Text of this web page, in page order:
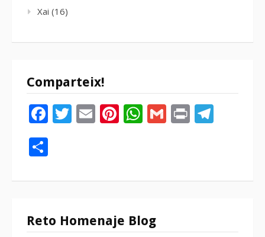
Xai (16)
Comparteix!
Facebook
Twitter
EmailPinterest
WhatsApp
Gmail
Print
Reto Homenaje Blog